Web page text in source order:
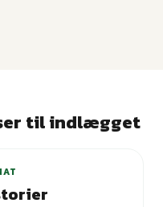
ADHD eller autisme
til indlægget